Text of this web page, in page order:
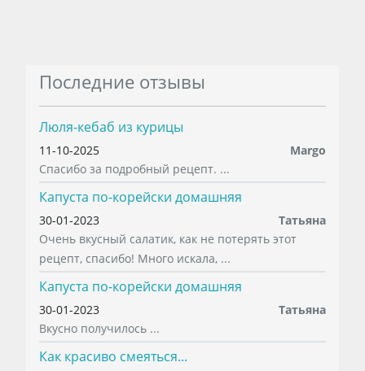
Последние отзывы
Люля-кебаб из курицы
11-10-2025
Margo
Спасибо за подробный рецепт. ...
Капуста по-корейски домашняя
30-01-2023
Татьяна
Очень вкусный салатик, как не потерять этот
рецепт, спасибо! Много искала, ...
Капуста по-корейски домашняя
30-01-2023
Татьяна
Вкусно получилось ...
Как красиво смеяться...